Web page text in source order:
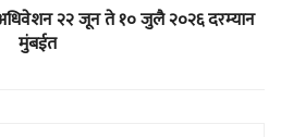
२२ जून ते १० जुलै २०२६ दरम्यान
मुंबईत